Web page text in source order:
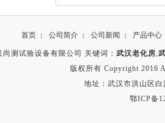
首页 | 公司简介 | 公司新闻 | 产品中心
尚测试验设备有限公司 关键词：武汉老化房,
版权所有 Copyright 2016
地址：武汉市洪山区
鄂ICP备